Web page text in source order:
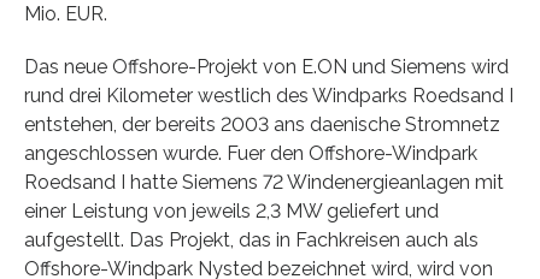
Mio. EUR.
Das neue Offshore-Projekt von E.ON und Siemens wird
rund drei Kilometer westlich des Windparks Roedsand I
entstehen, der bereits 2003 ans daenische Stromnetz
angeschlossen wurde. Fuer den Offshore-Windpark
Roedsand I hatte Siemens 72 Windenergieanlagen mit
einer Leistung von jeweils 2,3 MW geliefert und
aufgestellt. Das Projekt, das in Fachkreisen auch als
Offshore-Windpark Nysted bezeichnet wird, wird von